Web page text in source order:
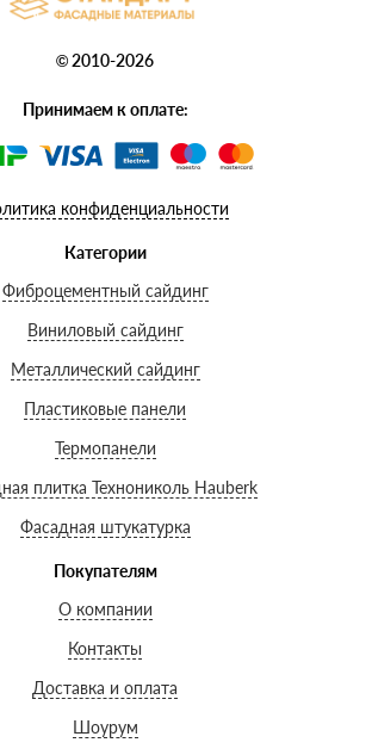
© 2010-2026
Принимаем к оплате:
конфиденциальности
Категории
Фиброцементный сайдинг
Виниловый сайдинг
Металлический сайдинг
Пластиковые панели
Термопанели
плитка Технониколь Hauberk
Фасадная штукатурка
Покупателям
О компании
Контакты
Доставка и оплата
Шоурум